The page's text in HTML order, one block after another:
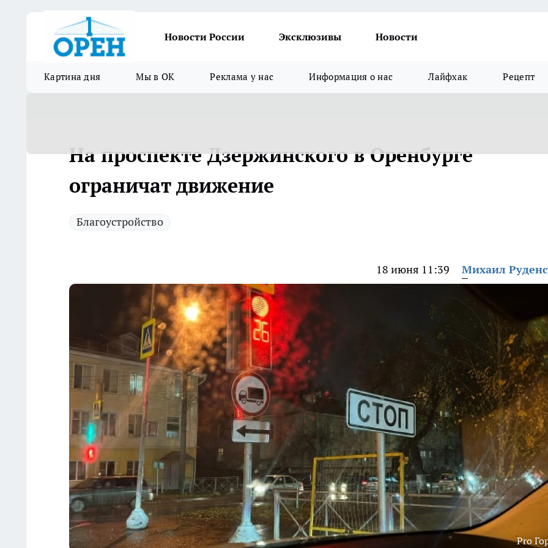
Новости России Эксклюзивы Новости
Картина дня Мы в ОК Реклама у нас Информация о нас Лайфхак Рецепт
На проспекте Дзержинского в Оренбурге
ограничат движение
Благоустройство
18 июня 11:39 Михаил
Pro